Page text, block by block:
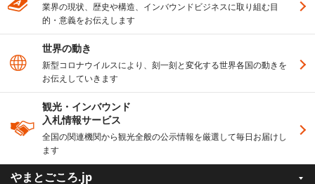
業界の現状、歴史や構造、インバウンドビジネスに取り組む目
的・意義をお伝えします
世界の動き
新型コロナウイルスにより、刻一刻と変化する世界各国の動きを
お伝えしていきます
観光・インバウンド
入札情報サービス
全国の関連機関から観光全般の公示情報を厳選して毎日お届けし
ます
やまとごころ.jp